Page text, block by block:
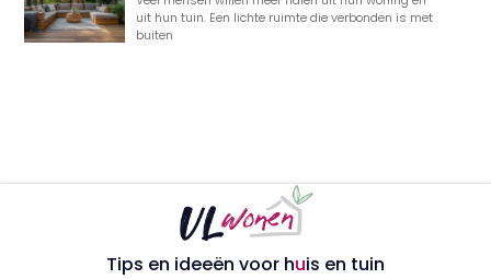
uit hun tuin. Een lichte ruimte die verbonden is met
buiten
Tips en ideeën voor huis en tuin